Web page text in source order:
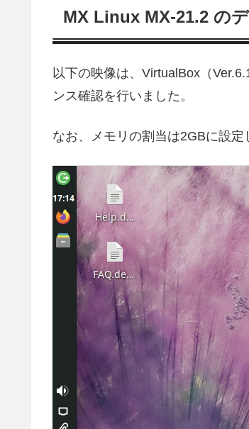
MX Linux MX-21.2 の
以下の映像は、VirtualBox（
ンス確認を行いました。
なお、メモリの割当は2GBに設定
動
画
プ
レ